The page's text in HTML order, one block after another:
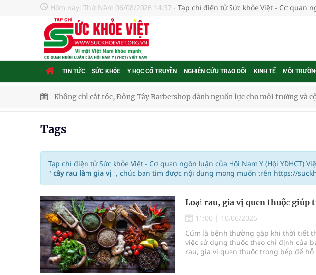
Hôm nay: Thứ Năm 06/08/2026 14:37 - Tạp chí điện tử Sức khỏe Việt - Cơ quan
TIN TỨC SỨC KHỎE Y HỌC CỔ TRUYỀN NGHIÊN CỨU TRAO ĐỔI KINH TẾ MÔI
Không chỉ cắt tóc, Đông Tây Barbershop dành nguồn lực cho môi trường và
Ung thư thận: Nguy hiểm vì tiến triển quá âm thầm
Nhiều chuỗi hoạt động lớn được diễn ra tại Lễ hội sầu riêng 2026
Tiếp tục rà soát, triển khai các nhiệm vụ trong lĩnh vực cấp cứu, điều trị đột
Lâm Đồng: Quyết tâm đưa sân bay Liên Khương trở lại khai thác vào ngày 19/8
Pháp luật – Sức khỏe – Doanh nghiệp: Tìm giải pháp tăng cường chống
mại
Tags
Tạp chí điện tử Sức khỏe Việt - Cơ quan ngôn luận của Hội Nam Y (Hội YDHCT)
" cây rau làm gia vị ", chúc bạn tìm được nội dung mong muốn trên https://
Loại rau, gia vị quen thuộc giúp
11:00 | 10/06/2025
Cúm là bệnh thường gặp khi thời tiết
việc sử dụng thuốc theo chỉ định của
rau, gia vị quen thuộc trong bếp để